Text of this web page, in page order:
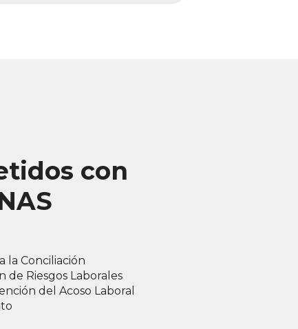
con
la Conciliación
de Riesgos Laborales
del Acoso Laboral